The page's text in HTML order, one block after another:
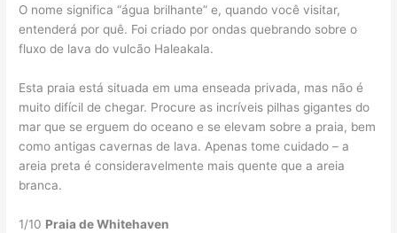
O nome significa “água brilhante” e, quando você visitar,
entenderá por quê. Foi criado por ondas quebrando sobre o
fluxo de lava do vulcão Haleakala.
Esta praia está situada em uma enseada privada, mas não é
muito difícil de chegar. Procure as incríveis pilhas gigantes do
mar que se erguem do oceano e se elevam sobre a praia, bem
como antigas cavernas de lava. Apenas tome cuidado – a
areia preta é consideravelmente mais quente que a areia
branca.
1/10 Praia de Whitehaven